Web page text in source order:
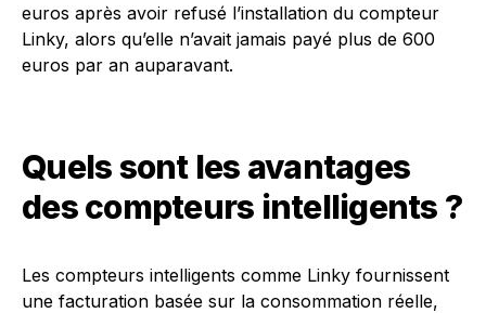
euros après avoir refusé l’installation du compteur
Linky, alors qu’elle n’avait jamais payé plus de 600
euros par an auparavant.
Quels sont les avantages
des compteurs intelligents ?
Les compteurs intelligents comme Linky fournissent
une facturation basée sur la consommation réelle,